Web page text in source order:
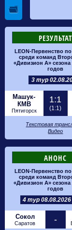
РЕЗУЛЬТАТ
LEON-Первенство
среди команд
«Дивизион А» сезона
годов
3 тур
Машук-
КМВ
Пятигорск
1:1
(1:1)
Текстовая
Видео
АНОНС
LEON-Первенство
среди команд
«Дивизион А» сезона
годов
4 тур
Сокол
Саратов -